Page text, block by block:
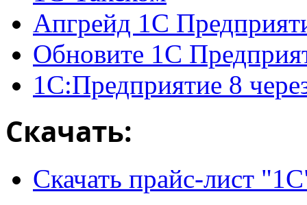
Апгрейд 1С
Обновите 1С
1С:Предприятие 8
Скачать:
Скачать прайс-лист